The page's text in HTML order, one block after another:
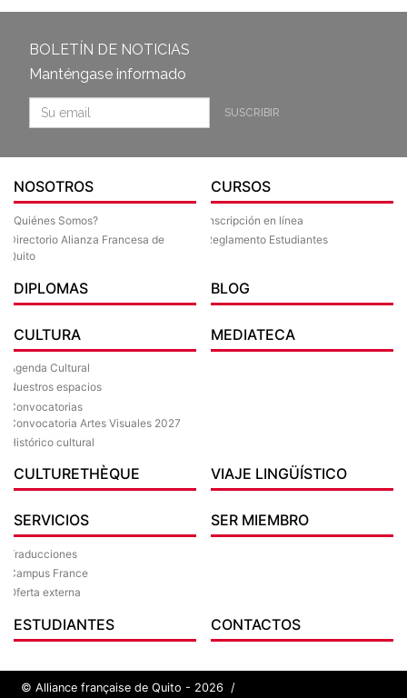
BOLETÍN DE NOTICIAS
Manténgase informado
SUSCRIBIR
NOSOTROS
¿Quiénes Somos?
Directorio Alianza Francesa de
Quito
CURSOS
Inscripción en línea
Reglamento Estudiantes
DIPLOMAS BLOG
CULTURA
Agenda Cultural
Nuestros espacios
Convocatorias
Convocatoria Artes Visuales 2027
Histórico cultural
MEDIATECA
CULTURETHÈQUE VIAJE LINGÜÍSTICO
SERVICIOS
Traducciones
Campus France
Oferta externa
SER MIEMBRO
ESTUDIANTES CONTACTOS
© Alliance française de Quito - 2026 /